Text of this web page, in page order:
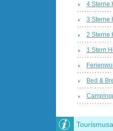
4 Sterne
3 Sterne
2 Sterne
1 Stern
Bed &